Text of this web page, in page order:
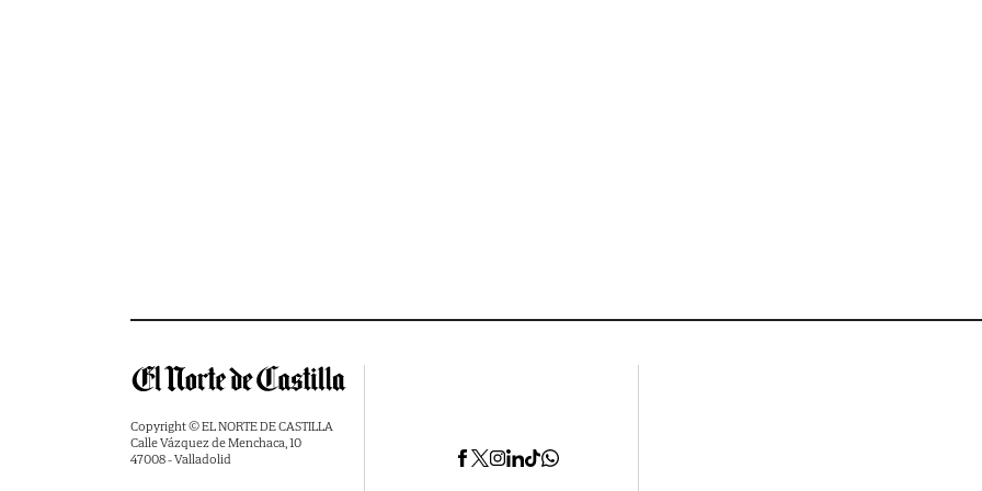
Copyright © EL NORTE DE CASTILLA
Calle Vázquez de Menchaca, 10
47008 - Valladolid